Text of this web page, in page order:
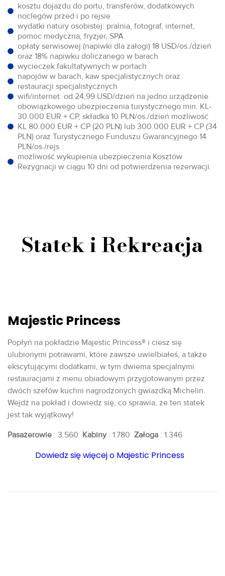
kosztu dojazdu do portu, transferów, dodatkowych
noclegów przed i po rejsie
wydatki natury osobistej: pralnia, fotograf, internet,
pomoc medyczna, fryzjer, SPA
opłaty serwisowej (napiwki dla załogi) 18 USD/os./dzień
oraz 18% napiwku doliczanego w barach
wycieczek fakultatywnych w portach
napojów w barach, kaw specjalistycznych oraz
restauracji specjalistycznych
wifi/internet: od 24,99 USD/dzień na jedno urządzenie
obowiązkowego ubezpieczenia turystycznego min. KL-
30.000 EUR + CP, składka 10 PLN/os./dzień możliwość
KL 80.000 EUR + CP (20 PLN) lub 300.000 EUR + CP (34
PLN) oraz Turystycznego Funduszu Gwarancyjnego 14
PLN/os./rejs
możliwość wykupienia ubezpieczenia Kosztów
Rezygnacji w ciągu 10 dni od potwierdzenia rezerwacji.
Statek i Rekreacja
Majestic Princess
Popłyń na pokładzie Majestic Princess® i ciesz się
ulubionymi potrawami, które zawsze uwielbiałeś, a także
ekscytującymi dodatkami, w tym dwiema specjalnymi
restauracjami z menu obiadowym przygotowanym przez
dwóch szefów kuchni nagrodzonych gwiazdką Michelin.
Wejdź na pokład i dowiedz się, co sprawia, że ten statek
jest tak wyjątkowy!
Pasażerowie : 3.560 Kabiny: 1.780 Załoga : 1.346
Dowiedz się więcej o Majestic Princess